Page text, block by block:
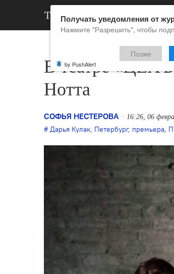
В театре
Нотта
СОФЬЯ НЕСТЕРОВА 16:26, 06
Дарья Кулак, Петербург, премьера,
Получать уведомления от
Нажмите "Разрешить", чтобы
Позже
by PushAlert